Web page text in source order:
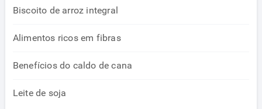
Biscoito de arroz integral
Alimentos ricos em fibras
Benefícios do caldo de cana
Leite de soja